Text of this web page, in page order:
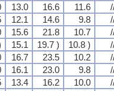
13.0 16.6 11.6
12.1 14.6 9.8
15.6 21.8 10.7
15.1 19.7 ) 10.8 )
16.7 23.5 10.2
16.1 23.0 9.8
13.4 16.2 10.0